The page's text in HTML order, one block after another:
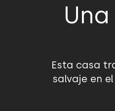
Esta casa
salvaje en